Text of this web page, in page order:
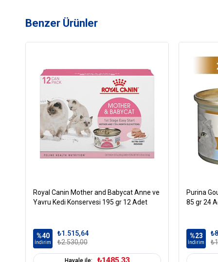
Benzer Ürünler
Royal Canin Mother and Babycat Anne ve
Yavru Kedi Konservesi 195 gr 12 Adet
%40
İndirim
₺1.515,64
₺2.530,00
Havale ile:
Purina
85 gr 24
%23
İndirim